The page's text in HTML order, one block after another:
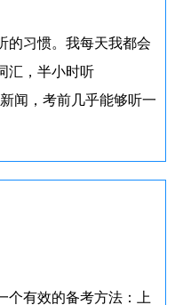
的习惯。我每天我都会
汇，半小时听
闻，考前几乎能够听一
个有效的备考方法：上